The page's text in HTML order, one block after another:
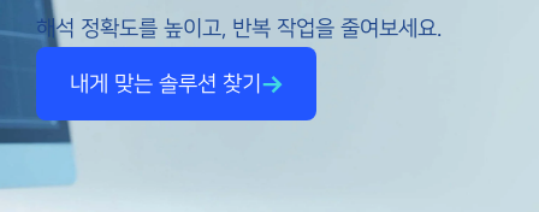
해석 정확도를 높이고, 반복 작업을 줄여보세요.
내게 맞는 솔루션 찾기